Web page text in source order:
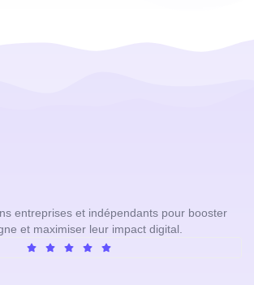
entreprises et indépendants pour booster
et maximiser leur impact digital.